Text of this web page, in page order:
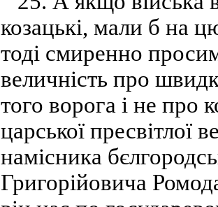
козацькі, мали б на
тоді смиренно
величність про
того ворога і не про
царської пресвітлої
намісника
Григорійовича